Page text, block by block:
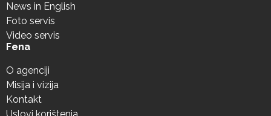
News in English
Foto servis
Video servis
Fena
O agenciji
Misija i vizija
Kontakt